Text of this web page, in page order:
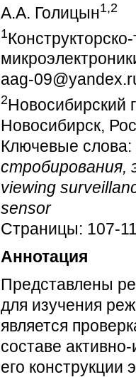
А.А. Голицын1,2
1
aag-
2Новосибирский
Новосибирск,
Ключевые слова:
viewing
sensor
Страницы: 107-
Аннотация
Представлены
для изучения
является
составе
его конструкции